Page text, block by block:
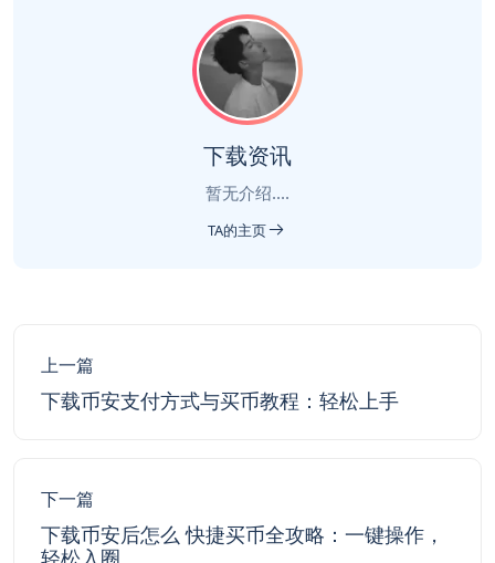
下载资讯
暂无介绍....
TA的主页
上一篇
下载币安支付方式与买币教程：轻松上手
下一篇
下载币安后怎么 快捷买币全攻略：一键操作，
轻松入圈